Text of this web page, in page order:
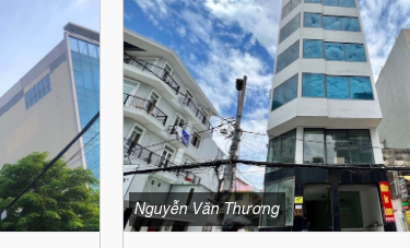
Nguyễn Văn Thương